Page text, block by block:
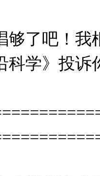
够了吧！我
科学》投诉